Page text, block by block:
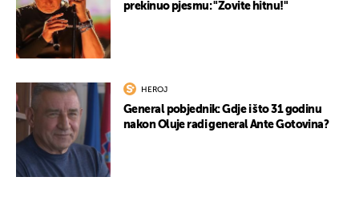
prekinuo pjesmu: "Zovite hitnu!"
HEROJ
General pobjednik: Gdje i što 31 godinu
nakon Oluje radi general Ante Gotovina?